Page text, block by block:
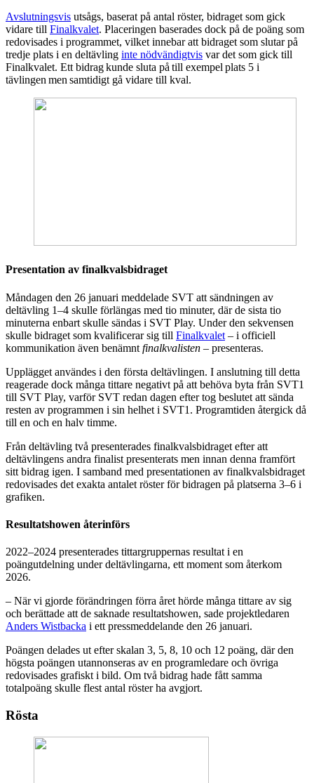
Avslutningsvis utsågs, baserat på antal röster, bidraget som gick
vidare till Finalkvalet. Placeringen baserades dock på de poäng som
redovisades i programmet, vilket innebar att bidraget som slutar på
tredje plats i en deltävling inte nödvändigtvis var det som gick till
Finalkvalet. Ett bidrag kunde sluta på till exempel plats 5 i
tävlingen men samtidigt gå vidare till kval.
Presentation av finalkvalsbidraget
Måndagen den 26 januari meddelade SVT att sändningen av
deltävling 1–4 skulle förlängas med tio minuter, där de sista tio
minuterna enbart skulle sändas i SVT Play. Under den sekvensen
skulle bidraget som kvalificerar sig till Finalkvalet – i officiell
kommunikation även benämnt finalkvalisten – presenteras.
Upplägget användes i den första deltävlingen. I anslutning till detta
reagerade dock många tittare negativt på att behöva byta från SVT1
till SVT Play, varför SVT redan dagen efter tog beslutet att sända
resten av programmen i sin helhet i SVT1. Programtiden återgick då
till en och en halv timme.
Från deltävling två presenterades finalkvalsbidraget efter att
deltävlingens andra finalist presenterats men innan denna framfört
sitt bidrag igen. I samband med presentationen av finalkvalsbidraget
redovisades det exakta antalet röster för bidragen på platserna 3–6 i
grafiken.
Resultatshowen återinförs
2022–2024 presenterades tittargruppernas resultat i en
poängutdelning under deltävlingarna, ett moment som återkom
2026.
– När vi gjorde förändringen förra året hörde många tittare av sig
och berättade att de saknade resultatshowen, sade projektledaren
Anders Wistbacka i ett pressmeddelande den 26 januari.
Poängen delades ut efter skalan 3, 5, 8, 10 och 12 poäng, där den
högsta poängen utannonseras av en programledare och övriga
redovisades grafiskt i bild. Om två bidrag hade fått samma
totalpoäng skulle flest antal röster ha avgjort.
Rösta